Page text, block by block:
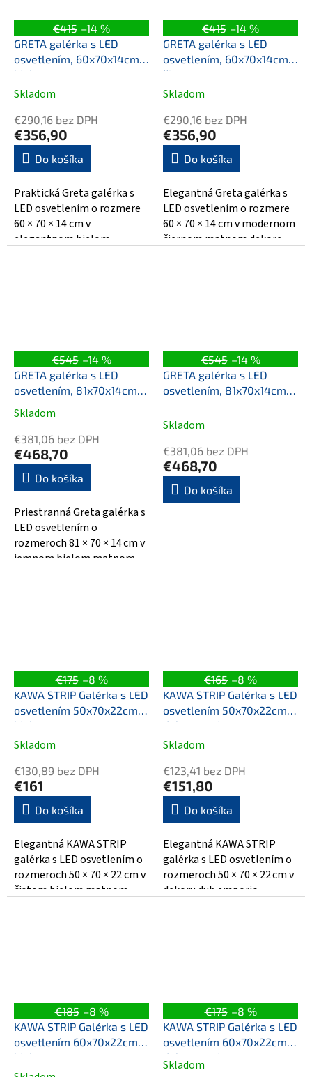
€415 –14 %
GRETA galérka s LED
osvetlením, 60x70x14cm,
biela mat
Skladom
€290,16 bez DPH
€356,90
Do košíka
Praktická Greta galérka s
LED osvetlením o rozmere
60 × 70 × 14 cm v
elegantnom bielom
€415 –14 %
GRETA galérka s LED
osvetlením, 60x70x14cm,
čierna mat
Skladom
€290,16 bez DPH
€356,90
Do košíka
Elegantná Greta galérka s
LED osvetlením o rozmere
60 × 70 × 14 cm v modernom
čiernom matnom dekore.
€545 –14 %
GRETA galérka s LED
osvetlením, 81x70x14cm,
biela mat
Priemerné
hodnotenie
produktu
je
5,0
z
5
hviezdičiek.
Skladom
€381,06 bez DPH
€468,70
Do košíka
Priestranná Greta galérka s
LED osvetlením o
rozmeroch 81 × 70 × 14 cm v
jemnom bielom matnom
€545 –14 %
GRETA galérka s LED
osvetlením, 81x70x14cm,
čierna mat
Skladom
€381,06 bez DPH
€468,70
Do košíka
€175 –8 %
KAWA STRIP Galérka s LED
osvetlením 50x70x22cm,
biela
Skladom
€130,89 bez DPH
€161
Do košíka
Elegantná KAWA STRIP
galérka s LED osvetlením o
rozmeroch 50 × 70 × 22 cm v
čistom bielom matnom
€165 –8 %
KAWA STRIP Galérka s LED
osvetlením 50x70x22cm,
dub emporio
Skladom
€123,41 bez DPH
€151,80
Do košíka
Elegantná KAWA STRIP
galérka s LED osvetlením o
rozmeroch 50 × 70 × 22 cm v
dekoru dub emporio.
€185 –8 %
KAWA STRIP Galérka s LED
osvetlením 60x70x22cm,
biela
€175 –8 %
KAWA STRIP Galérka s LED
osvetlením 60x70x22cm,
dub emporio
Priemerné
Skladom